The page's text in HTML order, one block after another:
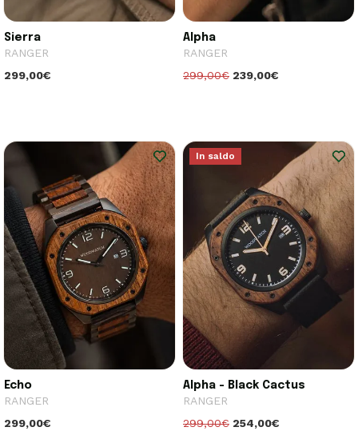
Sierra
RANGER
299,00€
Alpha
RANGER
299,00€ 239,00€
Echo
RANGER
299,00€
In saldo
Alpha - Black Cactus
RANGER
299,00€ 254,00€